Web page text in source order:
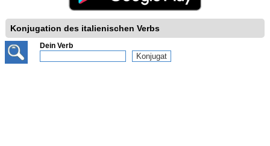
Konjugation des italienischen Verbs
Dein Verb